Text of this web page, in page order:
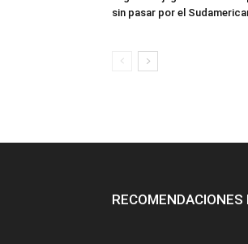
sin pasar por el
RECOMENDACIONES